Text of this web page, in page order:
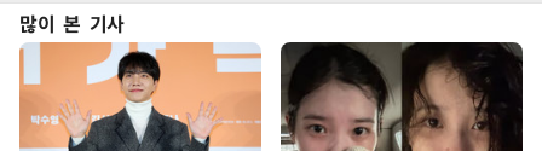
많이 본 기사